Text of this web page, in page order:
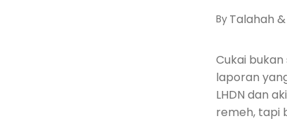
By Talahah
Cukai
laporan
LHDN dan
remeh, tapi